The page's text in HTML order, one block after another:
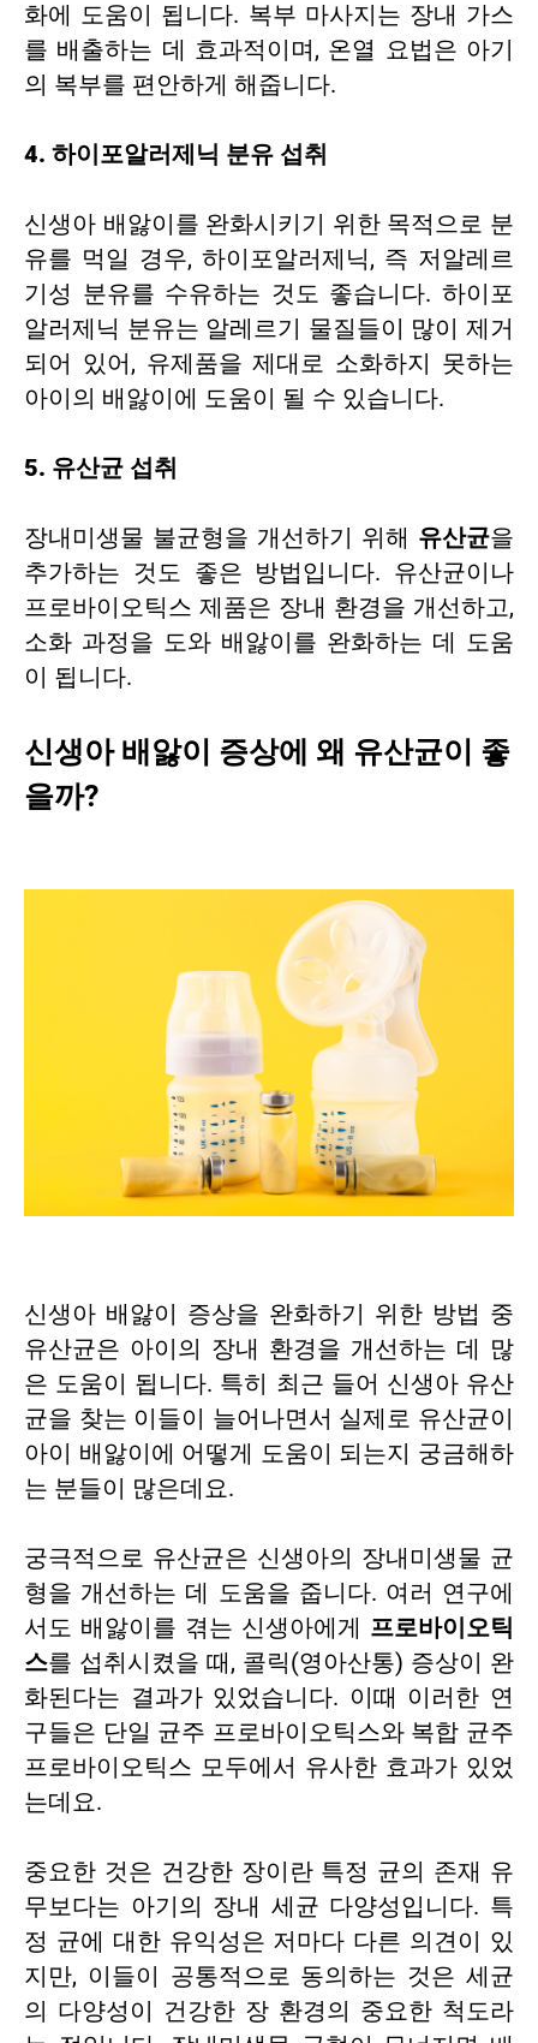
화에 도움이 됩니다. 복부 마사지는 장내 가스
를 배출하는 데 효과적이며, 온열 요법은 아기
의 복부를 편안하게 해줍니다.
4. 하이포알러제닉 분유 섭취
신생아 배앓이를 완화시키기 위한 목적으로 분
유를 먹일 경우, 하이포알러제닉, 즉 저알레르
기성 분유를 수유하는 것도 좋습니다. 하이포
알러제닉 분유는 알레르기 물질들이 많이 제거
되어 있어, 유제품을 제대로 소화하지 못하는
아이의 배앓이에 도움이 될 수 있습니다.
5. 유산균 섭취
장내미생물 불균형을 개선하기 위해 유산균을
추가하는 것도 좋은 방법입니다. 유산균이나
프로바이오틱스 제품은 장내 환경을 개선하고,
소화 과정을 도와 배앓이를 완화하는 데 도움
이 됩니다.
신생아 배앓이 증상에 왜 유산균이 좋
을까?
신생아 배앓이 증상을 완화하기 위한 방법 중
유산균은 아이의 장내 환경을 개선하는 데 많
은 도움이 됩니다. 특히 최근 들어 신생아 유산
균을 찾는 이들이 늘어나면서 실제로 유산균이
아이 배앓이에 어떻게 도움이 되는지 궁금해하
는 분들이 많은데요.
궁극적으로 유산균은 신생아의 장내미생물 균
형을 개선하는 데 도움을 줍니다. 여러 연구에
서도 배앓이를 겪는 신생아에게 프로바이오틱
스를 섭취시켰을 때, 콜릭(영아산통) 증상이 완
화된다는 결과가 있었습니다. 이때 이러한 연
구들은 단일 균주 프로바이오틱스와 복합 균주
프로바이오틱스 모두에서 유사한 효과가 있었
는데요.
중요한 것은 건강한 장이란 특정 균의 존재 유
무보다는 아기의 장내 세균 다양성입니다. 특
정 균에 대한 유익성은 저마다 다른 의견이 있
지만, 이들이 공통적으로 동의하는 것은 세균
의 다양성이 건강한 장 환경의 중요한 척도라